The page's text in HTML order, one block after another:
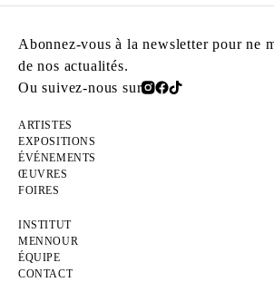
Abonnez-vous à la newsletter pour ne
de nos actualités.
Ou suivez-nous sur
ARTISTES
EXPOSITIONS
ÉVÉNEMENTS
ŒUVRES
FOIRES
INSTITUT
MENNOUR
ÉQUIPE
CONTACT